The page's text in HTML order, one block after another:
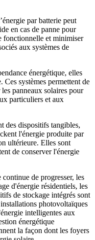
par batterie peut
en cas de panne pour
fonctionnelle et minimiser
aux systèmes de
énergétique, elles
systèmes permettent de
panneaux solaires pour
particuliers et aux
des dispositifs tangibles,
l'énergie produite par
ultérieure. Elles sont
de conserver l'énergie
de progresser, les
d'énergie résidentiels, les
de stockage intégrés sont
photovoltaïques
intelligentes aux
énergétique
la façon dont les foyers